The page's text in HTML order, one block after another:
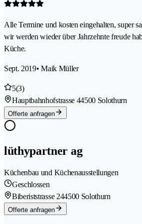
Alle Termine und kosten eingehalten, super
wir werden wieder über Jahrzehnte freude
Küche.
Sept. 2019• Maik Müller
5(3)
Hauptbahnhofstrasse 44500 Solothurn
Offerte anfragen
lüthypartner ag
Küchenbau und Küchenausstellungen
Geschlossen
Biberiststrasse 244500 Solothurn
Offerte anfragen